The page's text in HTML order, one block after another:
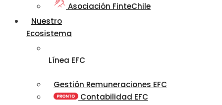
Asociación FinteChile
Nuestro
Ecosistema
Línea EFC
Gestión Remuneraciones EFC
Contabilidad EFC